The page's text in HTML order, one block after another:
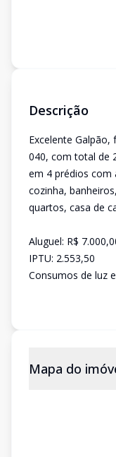
Descrição
Excelente Galpão,
040, com total de
em 4 prédios com
cozinha,
quartos, casa de
Aluguel: R$
IPTU: 2.553,50
Consumos de luz
Mapa do